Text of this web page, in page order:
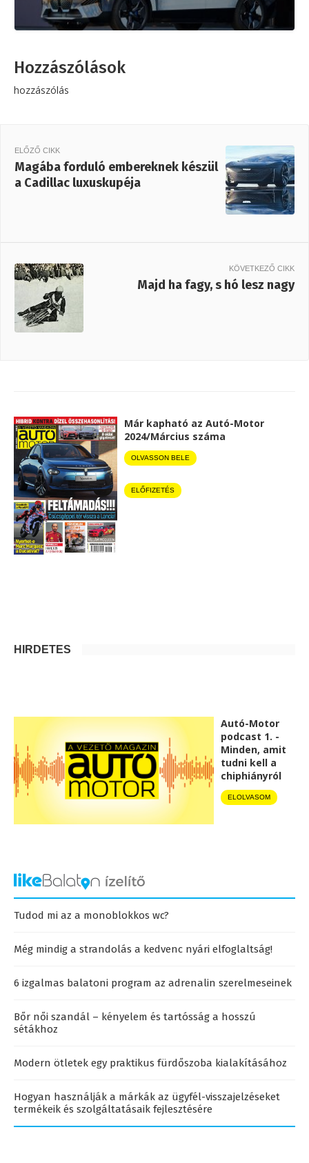
Hozzászólások
hozzászólás
ELŐZŐ CIKK
Magába forduló embereknek készül
a Cadillac luxuskupéja
KÖVETKEZŐ CIKK
Majd ha fagy, s hó lesz nagy
Már kapható az Autó-Motor
2024/Március száma
OLVASSON BELE
ELŐFIZETÉS
HIRDETÉS
Autó-Motor
podcast 1. -
Minden, amit
tudni kell a
chiphiányról
ELOLVASOM
Tudod mi az a monoblokkos wc?
Még mindig a strandolás a kedvenc nyári elfoglaltság!
6 izgalmas balatoni program az adrenalin szerelmeseinek
Bőr női szandál – kényelem és tartósság a hosszú
sétákhoz
Modern ötletek egy praktikus fürdőszoba kialakításához
Hogyan használják a márkák az ügyfél-visszajelzéseket
termékeik és szolgáltatásaik fejlesztésére